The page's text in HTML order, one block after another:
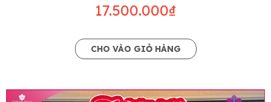
17.500.000₫
CHO VÀO GIỎ HÀNG